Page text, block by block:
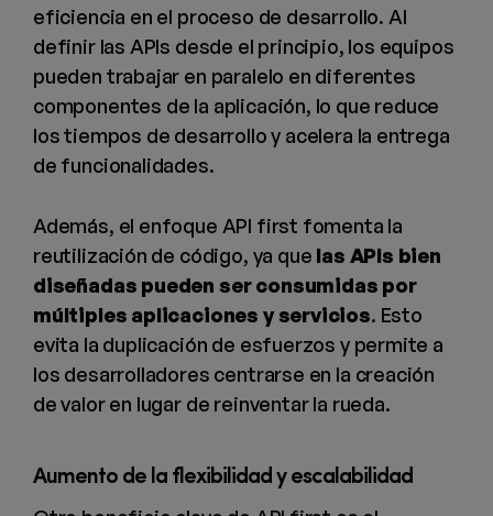
eficiencia en el proceso de desarrollo. Al
definir las APIs desde el principio, los equipos
pueden trabajar en paralelo en diferentes
componentes de la aplicación, lo que reduce
los tiempos de desarrollo y acelera la entrega
de funcionalidades.
Además, el enfoque API first fomenta la
reutilización de código, ya que las APIs bien
diseñadas pueden ser consumidas por
múltiples aplicaciones y servicios. Esto
evita la duplicación de esfuerzos y permite a
los desarrolladores centrarse en la creación
de valor en lugar de reinventar la rueda.
Aumento de la flexibilidad y escalabilidad